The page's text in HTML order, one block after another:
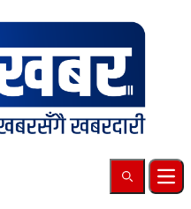
Search